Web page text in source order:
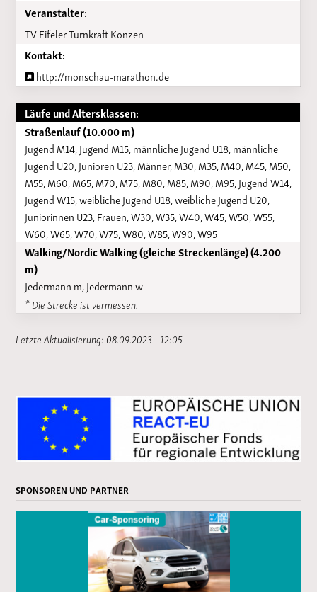
Veranstalter:
TV Eifeler Turnkraft Konzen
Kontakt:
http://monschau-marathon.de
Läufe und Altersklassen:
Straßenlauf (10.000 m)
Jugend M14, Jugend M15, männliche Jugend U18, männliche
Jugend U20, Junioren U23, Männer, M30, M35, M40, M45, M50,
M55, M60, M65, M70, M75, M80, M85, M90, M95, Jugend W14,
Jugend W15, weibliche Jugend U18, weibliche Jugend U20,
Juniorinnen U23, Frauen, W30, W35, W40, W45, W50, W55,
W60, W65, W70, W75, W80, W85, W90, W95
Walking/Nordic Walking (gleiche Streckenlänge) (4.200
m)
Jedermann m, Jedermann w
* Die Strecke ist vermessen.
Letzte Aktualisierung: 08.09.2023 - 12:05
SPONSOREN UND PARTNER